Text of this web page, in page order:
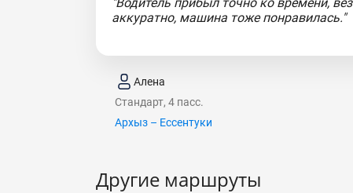
аккуратно, машина тоже понравилась."
Алена
Стандарт, 4 пасс.
Архыз – Ессентуки
Другие маршруты